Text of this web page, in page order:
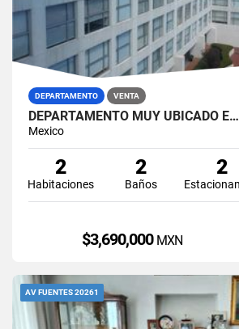
DEPARTAMENTO VENTA
DEPARTAMENTO MUY UBICADO E…
Mexico
2
Habitaciones
2
Baños
2
$3,690,000 MXN
AV FUENTES 20261